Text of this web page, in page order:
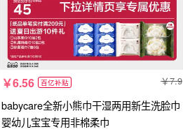
6.56 百亿补贴 7.9
babycare全新小熊巾干湿两用新生洗脸巾
婴幼儿宝宝专用非棉柔巾